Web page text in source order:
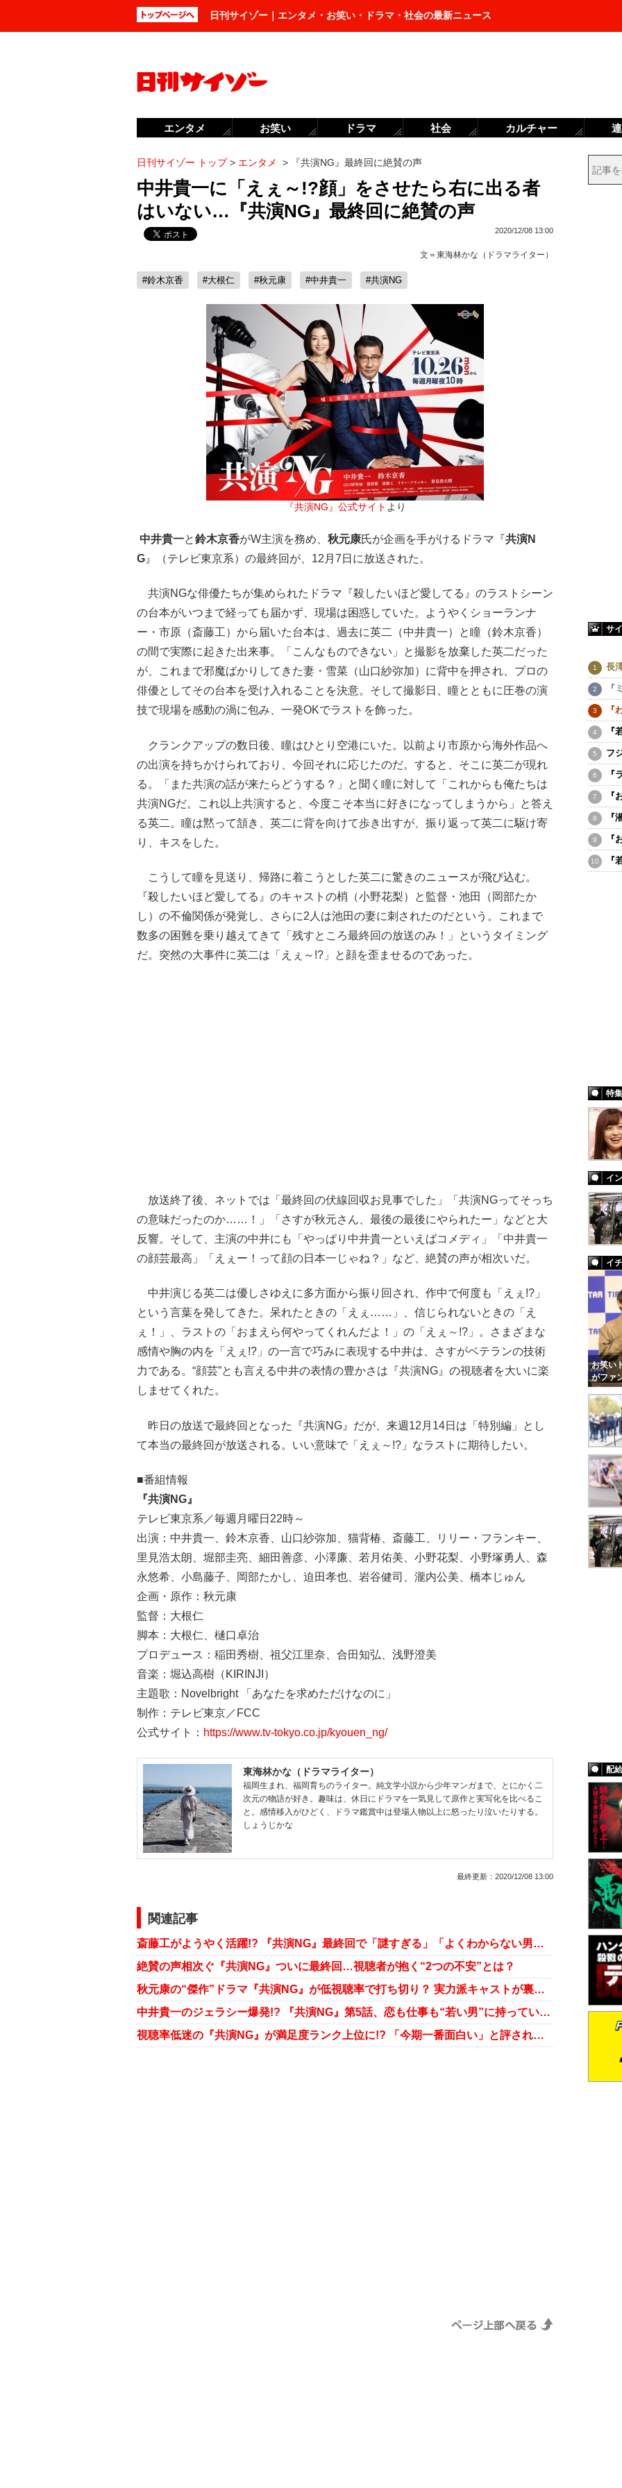
日刊サイゾー｜エンタメ・お笑い・ドラマ・社会の最新ニュース
日刊サイゾー トップ> エンタメ > 『共演NG』最終回に絶賛の声
中井貴一に「えぇ～!?顔」をさせたら右に出る者
はいない…『共演NG』最終回に絶賛の声
2020/12/08 13:00
文＝ 東海林かな（ドラマライター）
#鈴木京香 #大根仁 #秋元康 #中井貴一 #共演NG
『共演NG』公式サイト より
中井貴一と鈴木京香がW主演を務め、 秋元康氏が企画を手がけるドラマ『共演N
G 』（テレビ東京系）の最終回が、12月7日に放送された。
共演NGな俳優たちが集められたドラマ『殺したいほど愛してる』のラストシーン
の台本がいつまで経っても届かず、現場は困惑していた。ようやくショーランナ
ー・市原（斎藤工）から届いた台本は、過去に英二（中井貴一）と瞳（鈴木京香）
の間で実際に起きた出来事。「こんなものできない」と撮影を放棄した英二だった
が、これまで邪魔ばかりしてきた妻・雪菜（山口紗弥加）に背中を押され、プロの
俳優としてその台本を受け入れることを決意。そして撮影日、瞳とともに圧巻の演
技で現場を感動の渦に包み、一発OKでラストを飾った。
クランクアップの数日後、瞳はひとり空港にいた。以前より市原から海外作品へ
の出演を持ちかけられており、今回それに応じたのだ。すると、そこに英二が現れ
る。「また共演の話が来たらどうする？」と聞く瞳に対して「これからも俺たちは
共演NGだ。これ以上共演すると、今度こそ本当に好きになってしまうから」と答え
る英二。瞳は黙って頷き、英二に背を向けて歩き出すが、振り返って英二に駆け寄
り、キスをした。
こうして瞳を見送り、帰路に着こうとした英二に驚きのニュースが飛び込む。
『殺したいほど愛してる』のキャストの梢（小野花梨）と監督・池田（岡部たか
し）の不倫関係が発覚し、さらに2人は池田の妻に刺されたのだという。これまで
数多の困難を乗り越えてきて「残すところ最終回の放送のみ！」というタイミング
だ。突然の大事件に英二は「えぇ～!?」と顔を歪ませるのであった。
放送終了後、ネットでは「最終回の伏線回収お見事でした」「共演NGってそっち
の意味だったのか……！」「さすが秋元さん、最後の最後にやられたー」などと大
反響。そして、主演の中井にも「やっぱり中井貴一といえばコメディ」「中井貴一
の顔芸最高」「えぇー！って顔の日本一じゃね？」など、絶賛の声が相次いだ。
中井演じる英二は優しさゆえに多方面から振り回され、作中で何度も「えぇ!?」
という言葉を発してきた。呆れたときの「えぇ……」、信じられないときの「え
ぇ！」、ラストの「おまえら何やってくれんだよ！」の「えぇ～!?」。さまざまな
感情や胸の内を「えぇ!?」の一言で巧みに表現する中井は、さすがベテランの技術
力である。“顔芸”とも言える中井の表情の豊かさは『共演NG』の視聴者を大いに楽
しませてくれた。
昨日の放送で最終回となった『共演NG』だが、来週12月14日は「特別編」とし
て本当の最終回が放送される。いい意味で「えぇ～!?」なラストに期待したい。
■番組情報
『共演NG』
テレビ東京系／毎週月曜日22時～
出演：中井貴一、鈴木京香、山口紗弥加、猫背椿、斎藤工、リリー・フランキー、
里見浩太朗、堀部圭亮、細田善彦、小澤廉、若月佑美、小野花梨、小野塚勇人、森
永悠希、小島藤子、岡部たかし、迫田孝也、岩谷健司、瀧内公美、橋本じゅん
企画・原作：秋元康
監督：大根仁
脚本：大根仁、樋口卓治
プロデュース：稲田秀樹、祖父江里奈、合田知弘、浅野澄美
音楽：堀込高樹（KIRINJI）
主題歌：Novelbright 「あなたを求めただけなのに」
制作：テレビ東京／FCC
公式サイト： https://www.tv-tokyo.co.jp/kyouen_ng/
東海林かな（ドラマライター）
福岡生まれ、福岡育ちのライター。純文学小説から少年マンガまで、とにかく二
次元の物語が好き。趣味は、休日にドラマを一気見して原作と実写化を比べるこ
と。感情移入がひどく、ドラマ鑑賞中は登場人物以上に怒ったり泣いたりする。
しょうじかな
最終更新： 2020/12/08 13:00
関連記事
斎藤工がようやく活躍!? 『共演NG』最終回で「謎すぎる」「よくわからない男」は回収できるのか
絶賛の声相次ぐ『共演NG』ついに最終回…視聴者が抱く“2つの不安”とは？
秋元康の“傑作”ドラマ『共演NG』が低視聴率で打ち切り？ 実力派キャストが裏目に出たか
中井貴一のジェラシー爆発!? 『共演NG』第5話、恋も仕事も“若い男”に持っていかれる？
視聴率低迷の『共演NG』が満足度ランク上位に!? 「今期一番面白い」と評される3つの理由
サ
長
『
『
『
フ
『
『
『
『
『
特集
イ
イ
お笑い
がファ
配
エンタメ お笑い ドラマ 社会 カルチャー